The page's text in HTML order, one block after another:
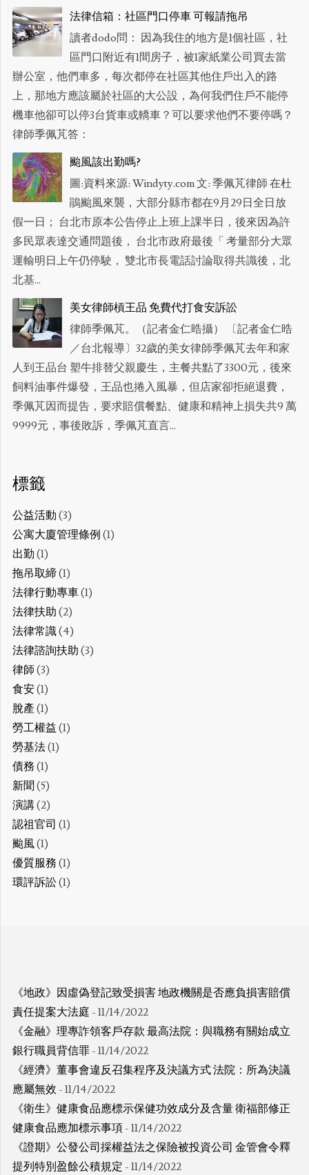
法律信箱：社區門口停車 可報請拖吊
讀者dodo問： 因為我住的地方是1個社區，社
區門口附近有1間房子，被1家紙業公司買去當
辦公室，他們車多，每次都停在社區其他住戶出入的路
上，那地方應該屬於社區的大公設，為何我們住戶不能停
機車他卻可以停3台貨車或轎車？可以要求他們不要停嗎？
律師季佩芃答：
颱風該出勤嗎?
圖:資料來源: Windyty.com 文: 季佩芃律師 在杜
鵑颱風來襲，大部分縣市都在9月29日全日放
假一日； 台北市原本公告停止上班上課半日，後來因為許
多民眾表達交通問題後， 台北市政府最後「 考量部分大眾
運輸明日上午仍停駛， 雙北市長電話討論取得共識後，北
北基...
美女律師槓王品 免費代打食安訴訟
律師季佩芃。（記者金仁晧攝） 〔記者金仁晧
／台北報導〕32歲的美女律師季佩芃去年和家
人到王品台 塑牛排替父親慶生，主餐共點了3300元，後來
飼料油事件爆發，王品也捲入風暴，但店家卻拒絕退費，
季佩芃因而提告，要求賠償餐點、健康和精神上損失共9 萬
9999元，事後敗訴，季佩芃直言...
標籤
公益活動 (3)
公寓大廈管理條例 (1)
出勤 (1)
拖吊取締(1)
法律行動專車(1)
法律扶助 (2)
法律常識(4)
法律諮詢扶助 (3)
律師 (3)
食安(1)
脫產(1)
勞工權益(1)
勞基法(1)
債務 (1)
新聞 (5)
演講(2)
認祖官司 (1)
颱風(1)
優質服務 (1)
環評訴訟(1)
《地政》因虛偽登記致受損害 地政機關是否應負損害賠償
責任提案大法庭 - 11/14/2022
《金融》理專詐領客戶存款 最高法院：與職務有關始成立
銀行職員背信罪 - 11/14/2022
《經濟》董事會違反召集程序及決議方式 法院：所為決議
應屬無效 - 11/14/2022
《衛生》健康食品應標示保健功效成分及含量 衛福部修正
健康食品應加標示事項 - 11/14/2022
《證期》公發公司採權益法之保險被投資公司 金管會令釋
提列特別盈餘公積規定 - 11/14/2022